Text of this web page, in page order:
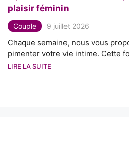
plaisir féminin
Couple 9 juillet 2026
Chaque semaine, nous vous
pimenter votre vie intime. Cette
LIRE LA SUITE